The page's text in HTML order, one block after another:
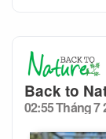
Back to
Posted
on
02:55 Tháng 7